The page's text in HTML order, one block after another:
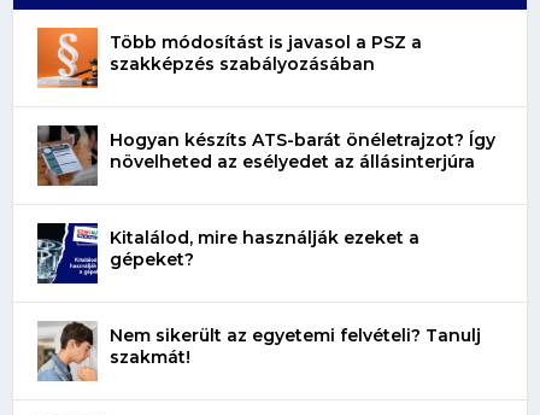
Több módosítást is javasol a PSZ a
szakképzés szabályozásában
Hogyan készíts ATS-barát önéletrajzot? Így
növelheted az esélyedet az állásinterjúra
Kitalálod, mire használják ezeket a
gépeket?
Nem sikerült az egyetemi felvételi? Tanulj
szakmát!